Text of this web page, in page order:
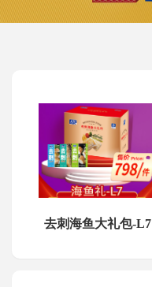
去刺海鱼大礼包-L7